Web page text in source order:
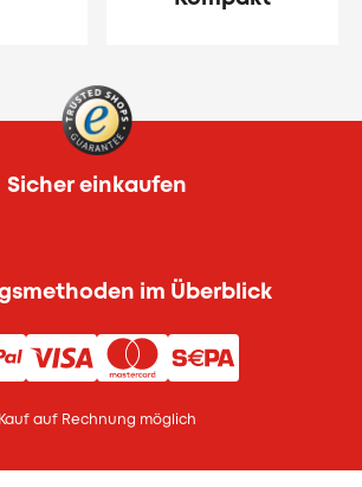
im Überblick
Kauf auf Rechnung möglich
Sicher einkaufen